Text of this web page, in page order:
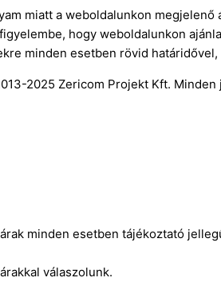
miatt a weboldalunkon
hogy weboldalunkon
minden esetben rövid
2025 Zericom Projekt Kft. Minden
minden esetben tájékoztató
válaszolunk.